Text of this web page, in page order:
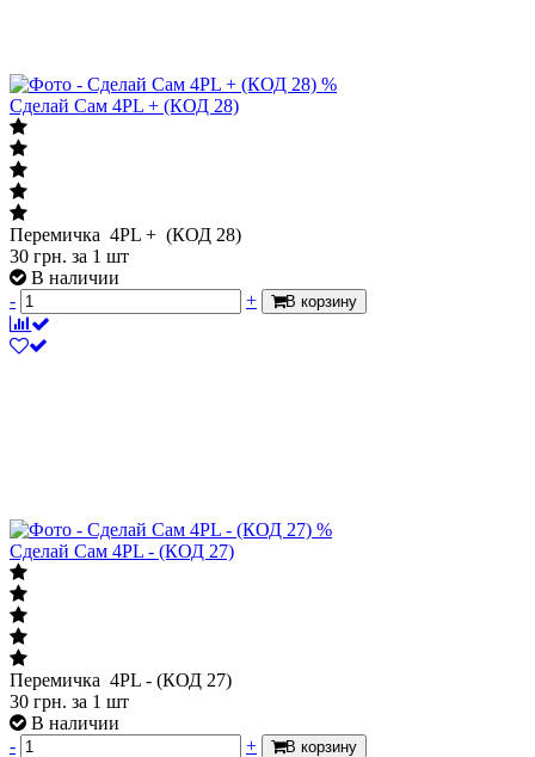
%
Сделай Сам 4PL + (КОД 28)
Перемичка 4PL + (КОД 28)
30 грн. за 1 шт
В наличии
-
+ В корзину
%
Сделай Сам 4PL - (КОД 27)
Перемичка 4PL - (КОД 27)
30 грн. за 1 шт
В наличии
-
+ В корзину